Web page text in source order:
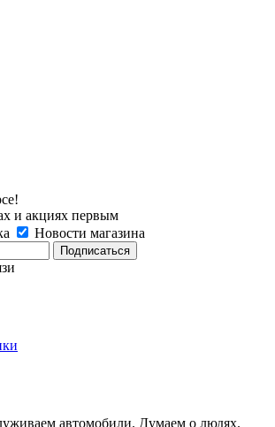
и акциях первым
Новости магазина
автомобили. Думаем о людях.